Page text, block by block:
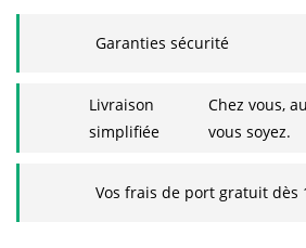
Garanties sécurité
Livraison
simplifiée
Chez vous,
vous soyez.
Vos frais de port gratuit dès